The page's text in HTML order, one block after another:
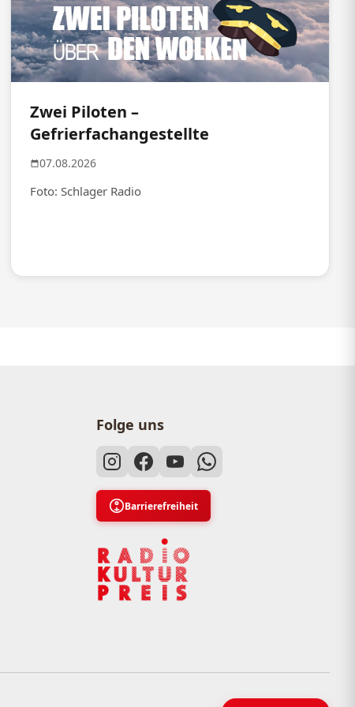
Zwei Piloten –
Gefrierfachangestellte
07.08.2026
Foto: Schlager Radio
Folge uns
Barrierefreiheit